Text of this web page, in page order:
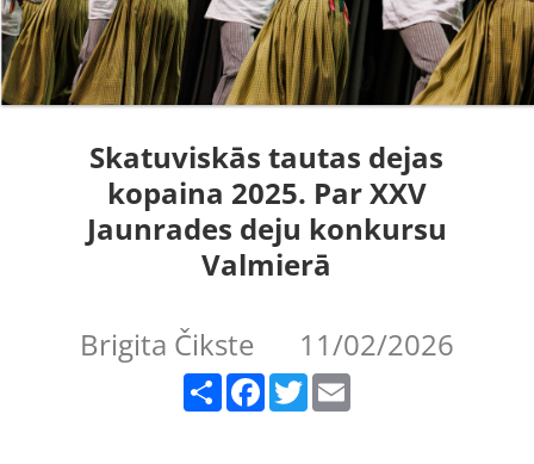
Skatuviskās tautas dejas
kopaina 2025. Par XXV
Jaunrades deju konkursu
Valmierā
Brigita Čikste 11/02/2026
Facebook Twitter